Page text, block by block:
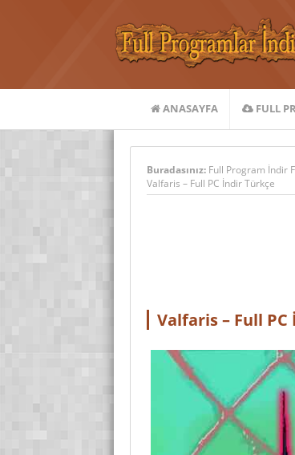
ANASAYFA FULL
Buradasınız: Full Program İndir
Valfaris – Full PC İndir Türkçe
Valfaris – Full